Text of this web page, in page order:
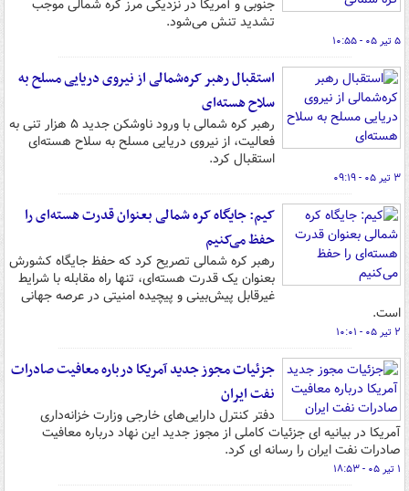
جنوبی و آمریکا در نزدیکی مرز کره شمالی موجب
تشدید تنش‌ می‌شود.
۵ تیر ۰۵ - ۱۰:۵۵
استقبال رهبر کره‌شمالی از نیروی دریایی مسلح به
سلاح هسته‌ای
رهبر کره شمالی با ورود ناوشکن جدید ۵ هزار تنی به
فعالیت، از نیروی دریایی مسلح به سلاح هسته‌ای
استقبال کرد.
۳ تیر ۰۵ - ۰۹:۱۹
کیم: جایگاه کره شمالی بعنوان قدرت هسته‌ای را
حفظ می‌کنیم
رهبر کره شمالی تصریح کرد که حفظ جایگاه کشورش
بعنوان یک قدرت هسته‌ای، تنها راه مقابله با شرایط
غیرقابل پیش‌بینی و پیچیده امنیتی در عرصه جهانی
است.
۲ تیر ۰۵ - ۱۰:۰۱
جزئیات مجوز جدید آمریکا درباره معافیت صادرات
نفت ایران
دفتر کنترل دارایی‌های خارجی وزارت خزانه‌داری
آمریکا در بیانیه ای جزئیات کاملی از مجوز جدید این نهاد درباره معافیت
صادرات نفت ایران را رسانه ای کرد.
۱ تیر ۰۵ - ۱۸:۵۳